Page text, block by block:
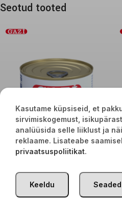
Seotud tooted
Gazi Kaymak naturaalne 155g
2,50
€
Kasutame küpsiseid, et
sirvimiskogemust,
analüüsida selle liiklust ja
reklaame. Lisateabe
privaatsuspoliitikat.
Seaded
Keeldu